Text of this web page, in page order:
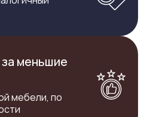
меньшие
мебели, по